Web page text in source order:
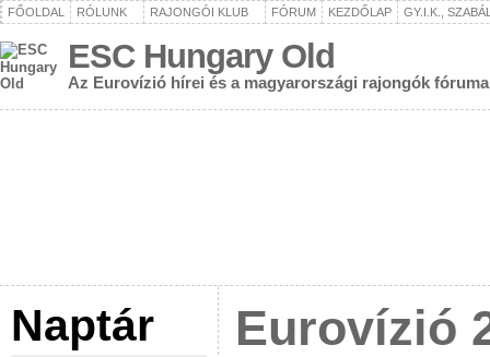
FŐOLDAL RÓLUNK RAJONGÓI KLUB FÓRUM KEZDŐLAP GY.I.K.,
ESC Hungary Old
Az Eurovízió hírei és a magyarországi rajongók fóruma
Naptár
Eurovízió